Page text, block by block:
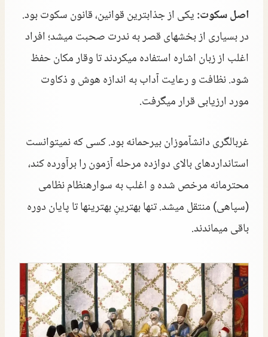
اصل سکوت:یکی از جذابترین قوانین، قانون سکوت بود.
در بسیاری از بخشهای قصر به ندرت صحبت میشد؛ افراد
اغلب از زبان اشاره استفاده میکردند تا وقار مکان حفظ
شود. نظافت و رعایت آداب به اندازه هوش و ذکاوت
مورد ارزیابی قرار میگرفت.
غربالگری دانشآموزان بیرحمانه بود. کسی که نمیتوانست
استانداردهای بالای دوازده مرحله آزمون را برآورده کند،
محترمانه مرخص شده و اغلب به سوارهنظام نظامی
(سپاهی) منتقل میشد. تنها بهترینِ بهترینها تا پایان دوره
باقی میماندند.